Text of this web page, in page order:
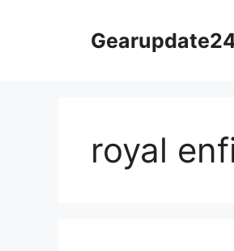
royal